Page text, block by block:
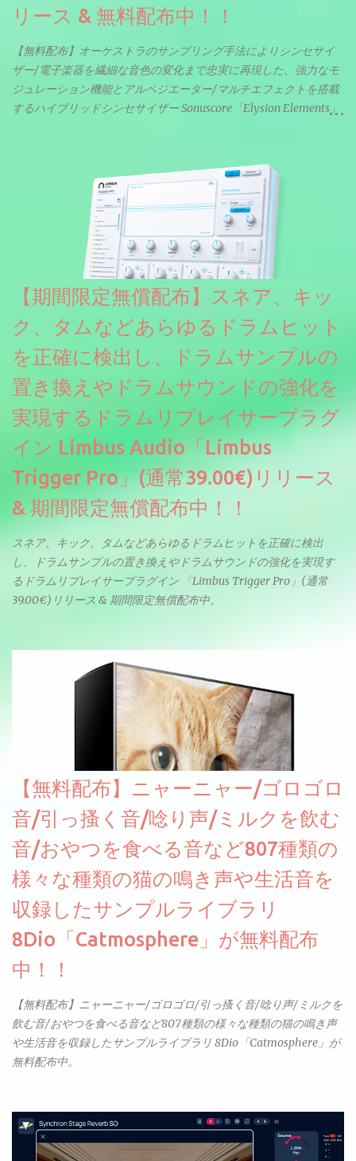
リース & 無料配布中！！
【無料配布】オーケストラのサンプリング手法によりシンセサイ
ザー/電子楽器を繊細な音色の変化まで忠実に再現した、強力なモ
ジュレーション機能とアルペジエーター/マルチエフェクトを搭載
するハイブリッドシンセサイザー Sonuscore「Elysion Elements」
えるようになっています。総容量も7GBを超えます。複数の設定に
より音色が作りこまれているため、あらかじめアルペジオがプロ
グラムされているプリセットも多いですが、アルペジオを切るこ
とももちろんできます。 ほとんどのシンセライブラリは、音を一
度サンプリングしてベロシティで音量を調整します。 しかし、
ELYSIONは違います。ビンテージシンセを含む様々な音源から、
複数のベロシティレイヤーにわたって録音し、各レイヤーを整形
することで、弱く演奏した場合と強く演奏した場合で、全く異な
る音色が得られます。単に音量を変えただけの同じ音ではありま
せん。
【期間限定無償配布】スネア、キッ
ク、タムなどあらゆるドラムヒット
を正確に検出し、ドラムサンプルの
置き換えやドラムサウンドの強化を
実現するドラムリプレイサープラグ
イン Limbus Audio「Limbus
Trigger Pro」(通常39.00€)リリース
& 期間限定無償配布中！！
スネア、キック、タムなどあらゆるドラムヒットを正確に検出
し、ドラムサンプルの置き換えやドラムサウンドの強化を実現す
るドラムリプレイサープラグイン 「Limbus Trigger Pro」(通常
39.00€)リリース & 期間限定無償配布中。
【無料配布】ニャーニャー/ゴロゴロ
音/引っ搔く音/唸り声/ミルクを飲む
音/おやつを食べる音など807種類の
様々な種類の猫の鳴き声や生活音を
収録したサンプルライブラリ
8Dio「Catmosphere」が無料配布
中！！
【無料配布】ニャーニャー/ゴロゴロ/引っ搔く音/唸り声/ミルクを
飲む音/おやつを食べる音など807種類の様々な種類の猫の鳴き声
や生活音を収録したサンプルライブラリ 8Dio「Catmosphere」が
無料配布中。